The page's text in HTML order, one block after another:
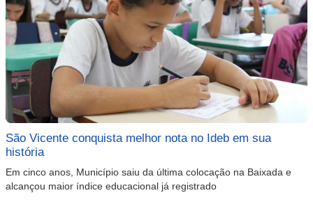
São Vicente conquista melhor nota no Ideb em sua
história
Em cinco anos, Município saiu da última colocação na Baixada e
alcançou maior índice educacional já registrado